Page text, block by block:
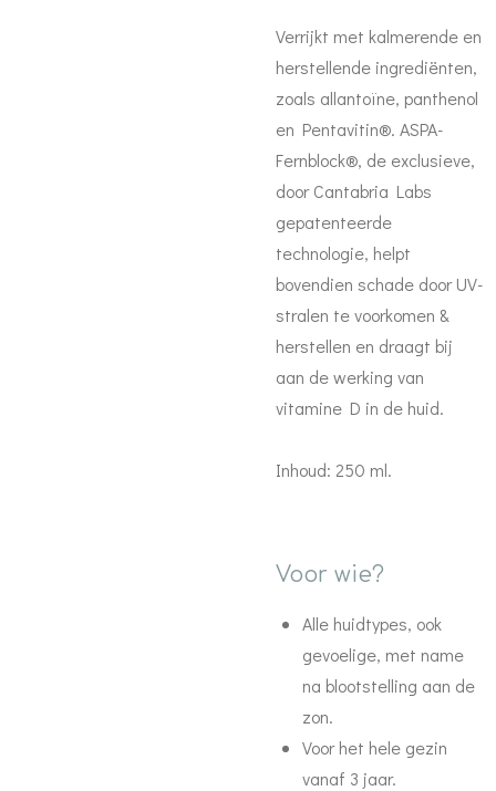
Verrijkt met kalmerende en
herstellende ingrediënten,
zoals allantoïne, panthenol
en Pentavitin®. ASPA-
Fernblock®, de exclusieve,
door Cantabria Labs
gepatenteerde
technologie, helpt
bovendien schade door UV-
stralen te voorkomen &
herstellen en draagt bij
aan de werking van
vitamine D in de huid.
Inhoud: 250 ml.
Voor wie?
Alle huidtypes, ook
gevoelige, met name
na blootstelling aan de
zon.
Voor het hele gezin
vanaf 3 jaar.